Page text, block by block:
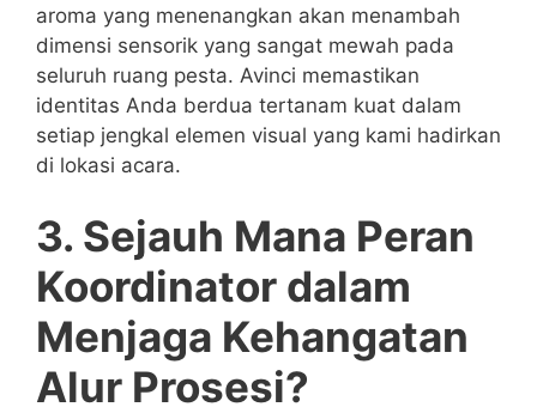
aroma yang menenangkan akan menambah
dimensi sensorik yang sangat mewah pada
seluruh ruang pesta. Avinci memastikan
identitas Anda berdua tertanam kuat dalam
setiap jengkal elemen visual yang kami hadirkan
di lokasi acara.
3. Sejauh Mana Peran
Koordinator dalam
Menjaga Kehangatan
Alur Prosesi?